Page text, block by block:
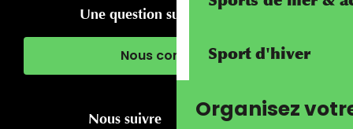
Sport d'hiver
Organisez
Une question sur votre séjour ?
Nous contacter
Nous suivre